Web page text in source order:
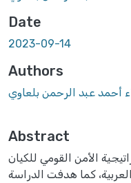
Date
2023-09-14
Authors
أحمد عبد الرحمن بلعاوي
Abstract
الأمن القومي للكيان
كما هدفت الدراسة